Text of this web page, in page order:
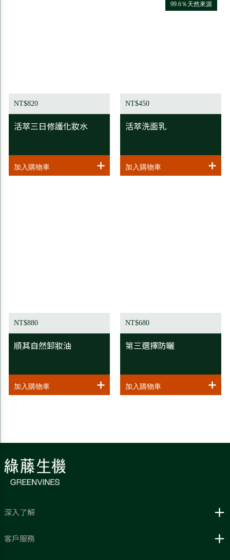
NT$820
活萃三日修護化妝水
99.6％天然來源
NT$450
活萃洗面乳
NT$880
順其自然卸妝油
NT$680
第三選擇防曬
深入了解
客戶服務